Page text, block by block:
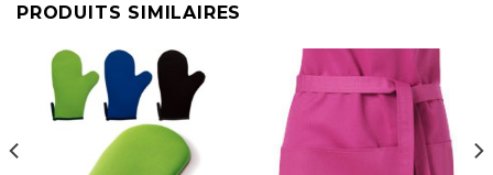
PRODUITS SIMILAIRES